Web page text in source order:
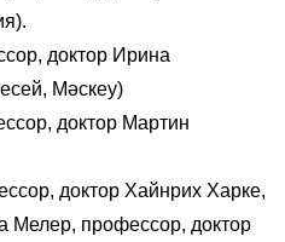
доктор Ирина
Мәскеу)
доктор Мартин
доктор Хайнрих Харке,
Мелер, профессор, доктор